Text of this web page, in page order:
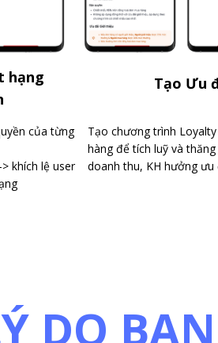
Tạo Ưu
Tạo chương trình
hàng để tích luỹ và
doanh thu, KH hưởng ưu
hạng
của từng
khích lệ user
DO BẠN